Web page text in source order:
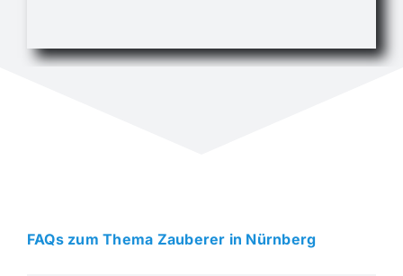
FAQs zum Thema Zauberer in Nürnberg